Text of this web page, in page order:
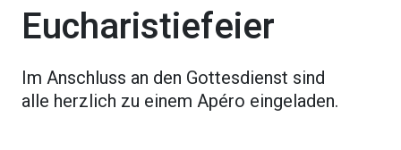
Eucharistiefeier
Im Anschluss an den Gottesdienst sind
alle herzlich zu einem Apéro eingeladen.